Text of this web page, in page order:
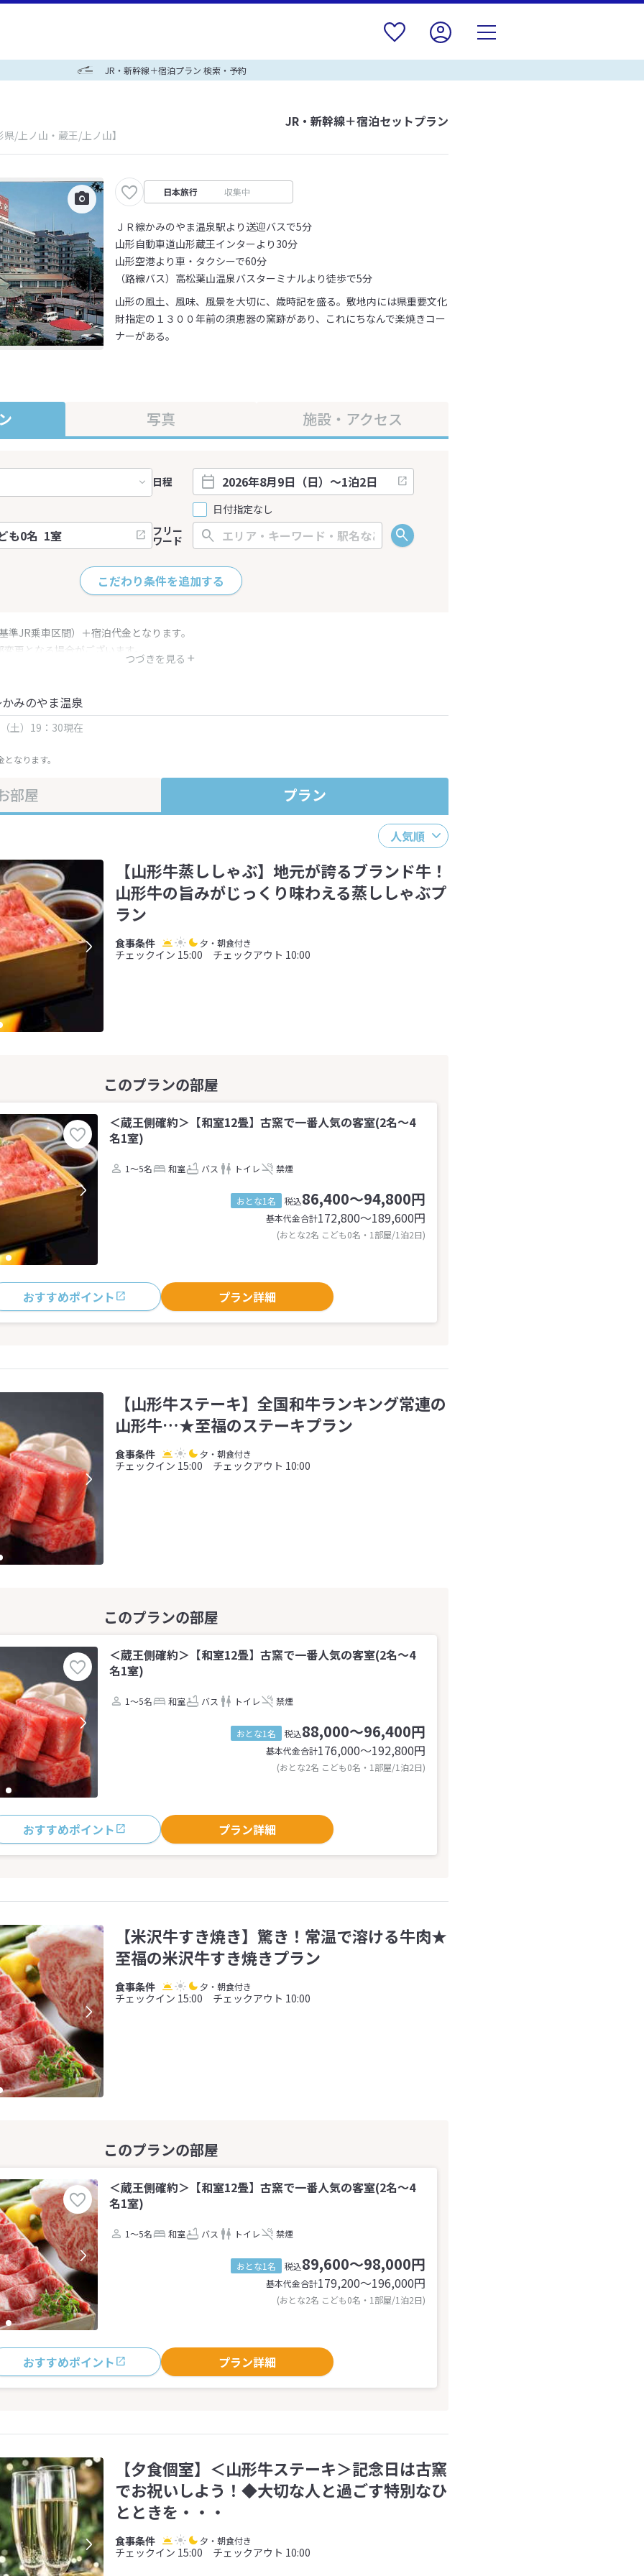
JR・新幹線＋宿泊プラン 検索・予約
県/上ノ山・蔵王/上ノ山】
JR・新幹線＋宿泊セットプラン
日本旅行 収集中
ＪＲ線かみのやま温泉駅より送迎バスで5分
山形自動車道山形蔵王インターより30分
山形空港より車・タクシーで60分
（路線バス）高松葉山温泉バスターミナルより徒歩で5分
山形の風土、風味、風景を大切に、歳時記を盛る。敷地内には県重要文化
財指定の１３００年前の須恵器の窯跡があり、これにちなんで楽焼きコー
ナーがある。
写真 施設・アクセス
日程
日付指定なし
フリー
ワード
こだわり条件を追加する
つづきを見る
JR乗車区間）＋宿泊代金となります。
更となる場合がございます。
ラン内容は一定時間ごとに更新されます。最終確認画面でご確認ください。
みのやま温泉
土）19：30現在
なります。
部屋 プラン
人気順
【山形牛蒸ししゃぶ】地元が誇るブランド牛！
山形牛の旨みがじっくり味わえる蒸ししゃぶプ
ラン
夕・朝食付き
チェックイン 15:00 チェックアウト 10:00
＜蔵王側確約＞【和室12畳】古窯で一番人気の客室(2名～4
名1室)
1～5名 和室 バス トイレ 禁煙
おとな1名 税込86,400～94,800円
基本代金合計172,800〜189,600円
(おとな2名 こども0名・1部屋/1泊2日)
おすすめポイント プラン詳細
【山形牛ステーキ】全国和牛ランキング常連の
山形牛…★至福のステーキプラン
夕・朝食付き
チェックイン 15:00 チェックアウト 10:00
＜蔵王側確約＞【和室12畳】古窯で一番人気の客室(2名～4
名1室)
1～5名 和室 バス トイレ 禁煙
おとな1名 税込88,000～96,400円
基本代金合計176,000〜192,800円
(おとな2名 こども0名・1部屋/1泊2日)
おすすめポイント プラン詳細
【米沢牛すき焼き】驚き！常温で溶ける牛肉★
至福の米沢牛すき焼きプラン
夕・朝食付き
チェックイン 15:00 チェックアウト 10:00
＜蔵王側確約＞【和室12畳】古窯で一番人気の客室(2名～4
名1室)
1～5名 和室 バス トイレ 禁煙
おとな1名 税込89,600～98,000円
基本代金合計179,200〜196,000円
(おとな2名 こども0名・1部屋/1泊2日)
おすすめポイント プラン詳細
【夕食個室】＜山形牛ステーキ＞記念日は古窯
でお祝いしよう！◆大切な人と過ごす特別なひ
とときを・・・
夕・朝食付き
チェックイン 15:00 チェックアウト 10:00